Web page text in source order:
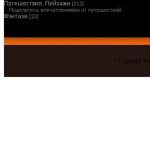
Путешествия, Пейзажи [212]
Поделитесь впечатлениями от путешествий
Фэнтази [10]
Copyright